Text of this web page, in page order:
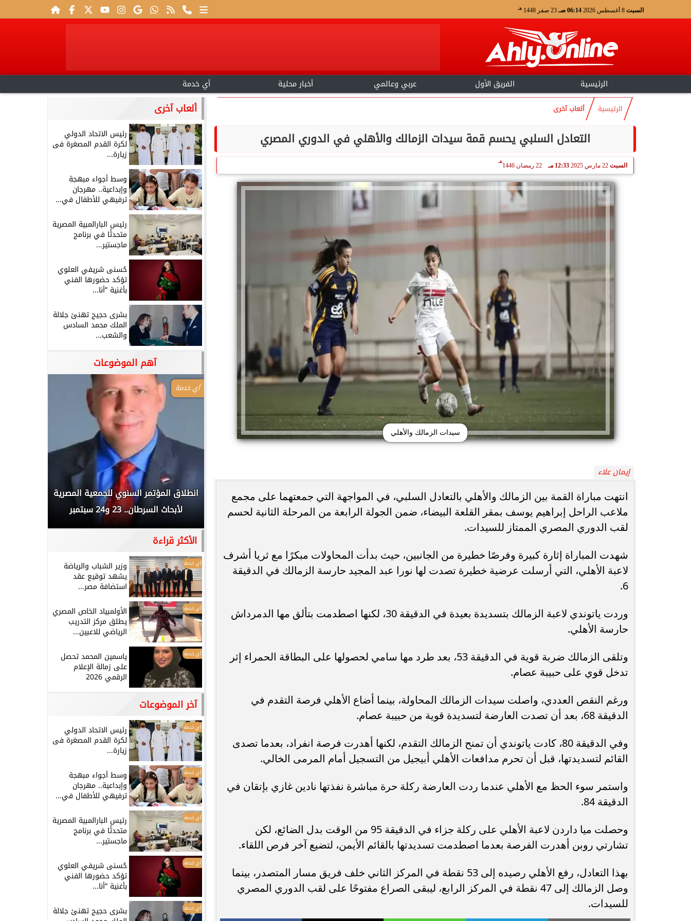
السبت 06:14 صـ 23 صفر 1448 هـ
الرئيسية الفريق الأول عربي وعالمي أخبار محلية أي خدمة
الرئيسية ألعاب آخرى
التعادل السلبي يحسم قمة سيدات الزمالك والأهلي في الدوري المصري
السبت 22 مارس 2025 12:33 مـ 22 رمضان 1446
هـ
سيدات الزمالك والأهلي
إيمان علاء
انتهت مباراة القمة بين الزمالك والأهلي بالتعادل السلبي، في المواجهة التي جمعتهما على مجمع
ملاعب الراحل إبراهيم يوسف بمقر القلعة البيضاء، ضمن الجولة الرابعة من المرحلة الثانية لحسم
لقب الدوري المصري الممتاز للسيدات.
شهدت المباراة إثارة كبيرة وفرصًا خطيرة من الجانبين، حيث بدأت المحاولات مبكرًا مع ثريا أشرف
لاعبة الأهلي، التي أرسلت عرضية خطيرة تصدت لها نورا عبد المجيد حارسة الزمالك في الدقيقة
6.
وردت ياتوندي لاعبة الزمالك بتسديدة بعيدة في الدقيقة 30، لكنها اصطدمت بتألق مها الدمرداش
حارسة الأهلي.
وتلقى الزمالك ضربة قوية في الدقيقة 53، بعد طرد مها سامي لحصولها على البطاقة الحمراء إثر
تدخل قوي على حبيبة عصام.
ورغم النقص العددي، واصلت سيدات الزمالك المحاولة، بينما أضاع الأهلي فرصة التقدم في
الدقيقة 68، بعد أن تصدت العارضة لتسديدة قوية من حبيبة عصام.
وفي الدقيقة 80، كادت ياتوندي أن تمنح الزمالك التقدم، لكنها أهدرت فرصة انفراد، بعدما تصدى
القائم لتسديدتها، قبل أن تحرم مدافعات الأهلي أبيجيل من التسجيل أمام المرمى الخالي.
واستمر سوء الحظ مع الأهلي عندما ردت العارضة ركلة حرة مباشرة نفذتها نادين غازي بإتقان في
الدقيقة 84.
وحصلت ميا داردن لاعبة الأهلي على ركلة جزاء في الدقيقة 95 من الوقت بدل الضائع، لكن
تشارتي روبن أهدرت الفرصة بعدما اصطدمت تسديدتها بالقائم الأيمن، لتضيع آخر فرص اللقاء.
بهذا التعادل، رفع الأهلي رصيده إلى 53 نقطة في المركز الثاني خلف فريق مسار المتصدر، بينما
وصل الزمالك إلى 47 نقطة في المركز الرابع، ليبقى الصراع مفتوحًا على لقب الدوري المصري
للسيدات.
ألعاب آخرى
رئيس الاتحاد الدولي
لكرة القدم المصغرة فى
زيارة...
وسط أجواء مبهجة
وإبداعية.. مهرجان
ترفيهي للأطفال في...
رئيس البارالمبية المصرية
متحدثًا في برنامج
ماجستير...
حُسنى شريفي العلوي
تؤكد حضورها الفني
بأغنية ”أنا...
بشرى حجيج تهنئ جلالة
الملك محمد السادس
والشعب...
آهم الموضوعات
انغام تختار جدة محطة اولى لتدشين
البومها
مصر تكتب التاريخ.. فريق “حلم” يفوز بكأس
بطولة Genuine Cup العالمية لكرة...
أوبو تطلق سلسلة رينو 16 في المملكة
العربية السعودية بتصميم لافت وقدرات...
أي خدمة
انطلاق المؤتمر السنوي للجمعية المصرية
لأبحاث السرطان.. 23 و24 سبتمبر
الأكثر قراءة
أي خدمة وزير الشباب والرياضة
يشهد توقيع عقد
استضافة مصر...
أي خدمة الأولمبياد الخاص المصري
يطلق مركز التدريب
الرياضي للاعبين...
أي خدمة ياسمين المحمد تحصل
على زمالة الإعلام
الرقمي 2026
آخر الموضوعات
أي خدمة رئيس الاتحاد الدولي
لكرة القدم المصغرة فى
زيارة...
أي خدمة وسط أجواء مبهجة
وإبداعية.. مهرجان
ترفيهي للأطفال في...
أي خدمة رئيس البارالمبية المصرية
متحدثًا في برنامج
ماجستير...
أي خدمة حُسنى شريفي العلوي
تؤكد حضورها الفني
بأغنية ”أنا...
أي خدمة بشرى حجيج تهنئ جلالة